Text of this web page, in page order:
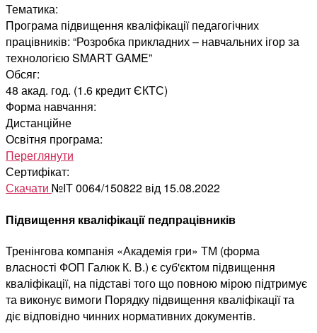
Тематика:
Програма підвищення кваліфікації педагогічних
працівників: “Розробка прикладних – навчальних ігор за
технологією SMART GAME”
Обсяг:
48 акад. год. (1.6 кредит ЄКТС)
Форма навчання:
Дистанційне
Освітня програма:
Переглянути
Сертифікат:
Скачати №IT 0064/150822 від 15.08.2022
Підвищення кваліфікації педпрацівників
Тренінгова компанія «Академія гри» ТМ (форма
власності ФОП Галюк К. В.) є суб'єктом підвищення
кваліфікації, на підставі того що повною мірою підтримує
та виконує вимоги Порядку підвищення кваліфікації та
діє відповідно чинних нормативних документів.